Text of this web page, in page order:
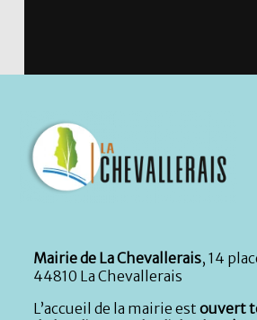
Mairie de La Chevallerais, 14
44810 La Chevallerais
L’accueil de la mairie estouvert